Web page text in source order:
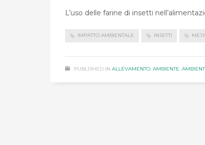
L’uso delle farine di insetti
IMPATTO AMBIENTALE INSETTI
PUBLISHED IN ALLEVAMENTO, AMBIENTE,